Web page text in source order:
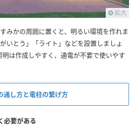
拡大
みかの周囲に置くと、明るい環境を作れま
いとう」「ライト」などを設置しましょ
明は作成しやすく、通電が不要で使いやす
し方と電柱の繋げ方
必要がある